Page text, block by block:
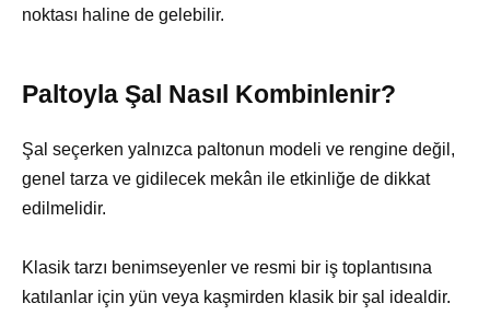
noktası haline de gelebilir.
Paltoyla Şal Nasıl Kombinlenir?
Şal seçerken yalnızca paltonun modeli ve rengine değil,
genel tarza ve gidilecek mekân ile etkinliğe de dikkat
edilmelidir.
Klasik tarzı benimseyenler ve resmi bir iş toplantısına
katılanlar için yün veya kaşmirden klasik bir şal idealdir.